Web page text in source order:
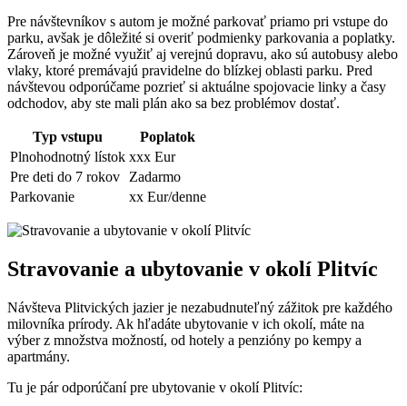
Pre návštevníkov s autom je možné parkovať priamo pri vstupe do
parku, avšak je dôležité si overiť podmienky parkovania a poplatky.
Zároveň je možné využiť aj verejnú dopravu, ako sú autobusy alebo
vlaky, ktoré premávajú pravidelne do blízkej oblasti parku. Pred
návštevou odporúčame pozrieť si aktuálne spojovacie linky a časy
odchodov, aby ste mali plán ako sa bez problémov dostať.
Typ vstupu
Poplatok
Plnohodnotný lístok xxx Eur
Pre deti do 7 rokov
Zadarmo
Parkovanie
xx Eur/denne
Stravovanie a ubytovanie v okolí Plitvíc
Návšteva Plitvických jazier je nezabudnuteľný zážitok pre každého
milovníka prírody. Ak hľadáte ubytovanie v ich okolí, máte na
výber z množstva možností, od hotely a penzióny po kempy a
apartmány.
Tu je pár odporúčaní pre ubytovanie v okolí Plitvíc: